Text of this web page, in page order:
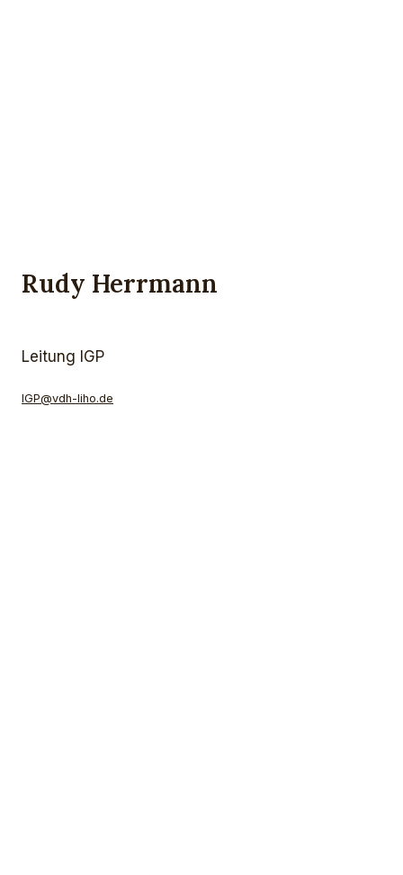
Rudy Herrmann
Leitung IGP
IGP@vdh-liho.de